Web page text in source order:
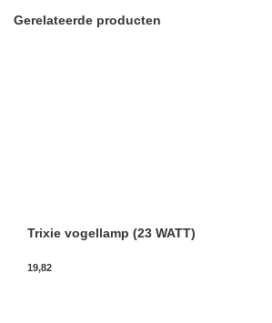
Gerelateerde producten
Trixie vogellamp (23 WATT)
19,82